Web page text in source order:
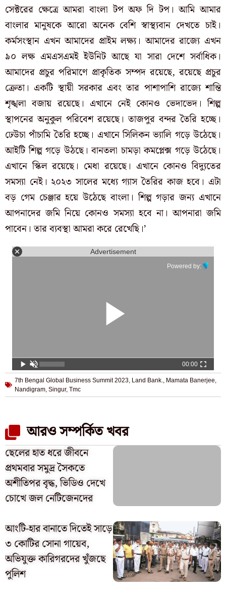
সেক্টরের ক্ষেত্রে আমরা বাংলা টপ অফ দি টপ। আমি আমার
বাংলার মানুষকে আরো অনেক বেশি স্বাস্থ্যবান দেখতে চাই।
কর্মসংস্থান এখন আমাদের প্রাইম লক্ষ্য। আমাদের রাজ্যে এখন
৯০ লক্ষ এমএসএমই ইউনিট আছে যা সারা দেশে সর্বাধিক।
আমাদের প্রচুর পরিমাণে প্রাকৃতিক সম্পদ রয়েছে, রয়েছে প্রচুর
ক্রেতা। একটি স্থায়ী সরকার এবং তার পাশাপাশি রাজ্যে শান্তি
শৃঙ্খলা বজায় রয়েছে। এখানে নেই কোনও ভেদাভেদ। শিল্প
স্থাপনের অনুকুল পরিবেশ রয়েছে। তাজপুর বন্দর তৈরি হচ্ছে।
ঢেউচা পাঁচামি তৈরি হচ্ছে। এখানে সিলিকন ভ্যালি গড়ে উঠেছে।
আইটি শিল্প গড়ে উঠছে। বানতলা চামড়া কমপ্লেক্স গড়ে উঠেছে।
এখানে স্কিল রয়েছে। মেধা রয়েছে। এখানে কোনও বিদ্যুতের
সমস্যা নেই। ২০২৩ সালের মধ্যে গ্যাস তৈরির কাজ হবে। এটা
বড় গেম চেঞ্জার হয়ে উঠেছে বাংলা। শিল্প গড়ার জন্য এখানে
আপনাদের জমি নিয়ে কোনও সমস্যা হবে না। আপনারা জমি
পাবেন। তার ব্যবস্থা আমরা করে রেখেছি।’
Advertisement
Powered by:
00:00
7th Bengal Global Business Summit 2023, Land Bank., Mamata Banerjee,
Nandigram, Singur, Tmc
আরও সম্পর্কিত খবর
ছেলের হাত ধরে জীবনে
প্রথমবার সমুদ্র সৈকতে
অশীতিপর বৃদ্ধ, ভিডিও দেখে
চোখে জল নেটিজেনদের
আংটি-হার বানাতে দিতেই সাড়ে
৩ কোটির সোনা গায়েব,
অভিযুক্ত কারিগরদের খুঁজছে
পুলিশ